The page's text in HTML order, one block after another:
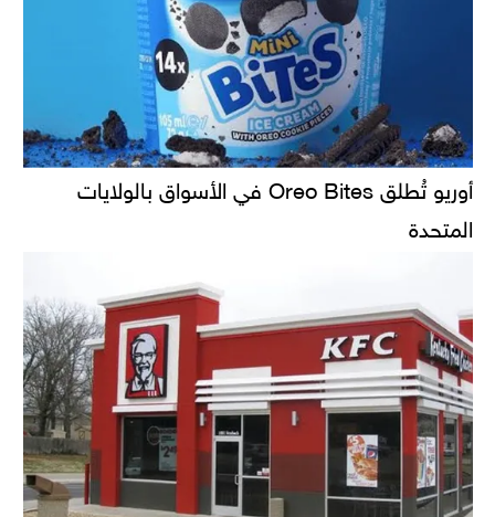
أوريو تُطلق Oreo Bites في الأسواق بالولايات
المتحدة